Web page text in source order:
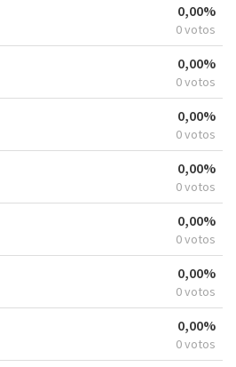
0,00%
0 votos
0,00%
0 votos
0,00%
0 votos
0,00%
0 votos
0,00%
0 votos
0,00%
0 votos
0,00%
0 votos